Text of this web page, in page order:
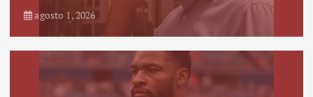
agosto 1, 2026